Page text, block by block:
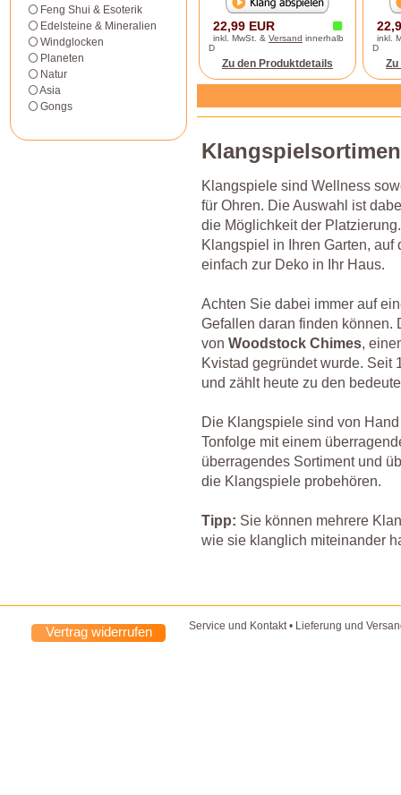
Feng Shui & Esoterik
Edelsteine & Mineralien
Windglocken
Planeten
Natur
Asia
Gongs
22,99 EUR
inkl. MwSt. & Versand innerhalb
D
Zu den Produktdetails
inkl.
D
Klangspiele sind Wellness
für Ohren. Die Auswahl ist
die Möglichkeit der
Klangspiel in Ihren Garten, auf
einfach zur Deko in Ihr Haus.
Achten Sie dabei immer auf
Gefallen daran finden
von Woodstock Chimes,
Kvistad gegründet wurde. Seit
und zählt heute zu den
Die Klangspiele sind von
Tonfolge mit einem
überragendes Sortiment und
die Klangspiele probehören.
Tipp: Sie können mehrere
wie sie klanglich miteinander
Vertrag widerrufen Service und Kontakt• Lieferung und